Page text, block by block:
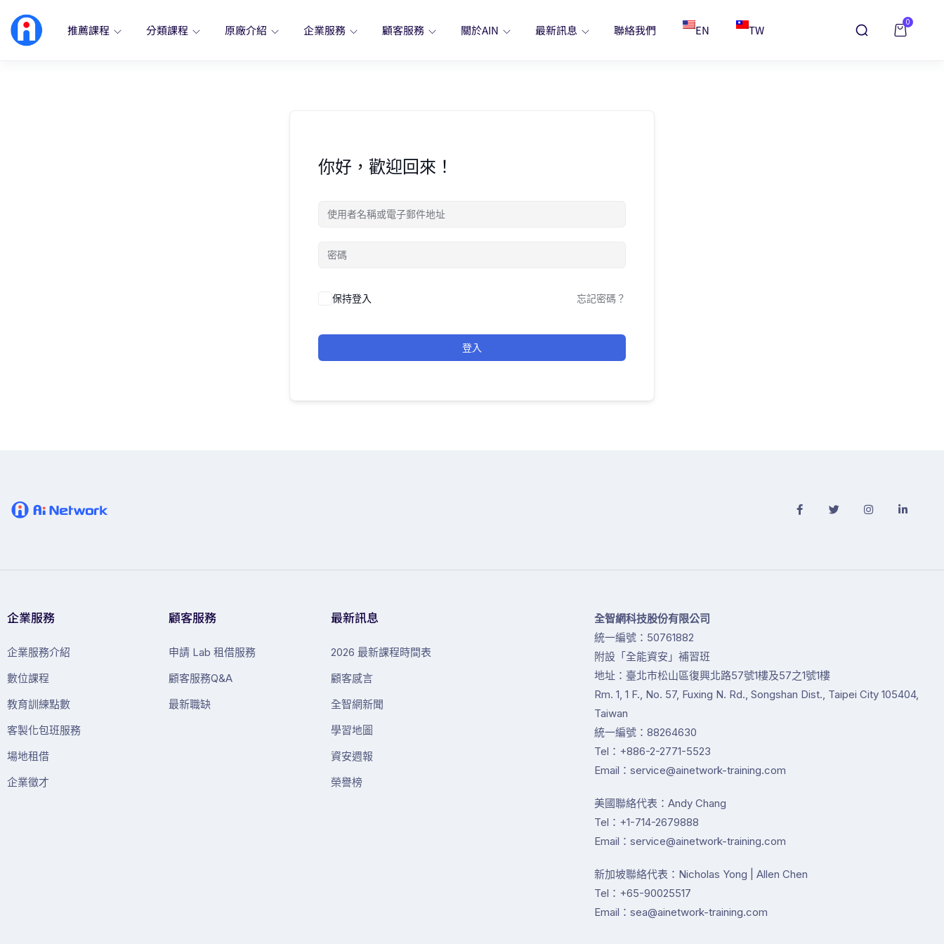
推薦課程 分類課程 原廠介紹 企業服務 顧客服務 關於AIN 最新訊息 聯絡我們 EN TW
0
你好，歡迎回來！
保持登入 忘記密碼？
登入
企業服務
企業服務介紹
數位課程
教育訓練點數
客製化包班服務
場地租借
企業徵才
顧客服務
申請 Lab 租借服務
顧客服務Q&A
最新職缺
最新訊息
2026 最新課程時間表
顧客感言
全智網新聞
學習地圖
資安週報
榮譽榜
全智網科技股份有限公司
統一編號：50761882
附設「全能資安」補習班
地址：臺北市松山區復興北路57號1樓及57之1號1樓
Rm. 1, 1 F., No. 57, Fuxing N. Rd., Songshan Dist., Taipei City 105404,
Taiwan
統一編號：88264630
Tel：+886-2-2771-5523
Email：service@ainetwork-training.com
美國聯絡代表：Andy Chang
Tel：+1-714-2679888
Email：service@ainetwork-training.com
新加坡聯絡代表：Nicholas Yong | Allen Chen
Tel：+65-90025517
Email：sea@ainetwork-training.com